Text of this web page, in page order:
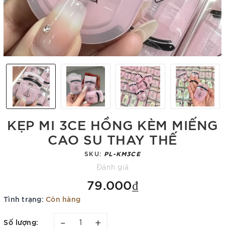
KẸP MI 3CE HỒNG KÈM MIẾNG
CAO SU THAY THẾ
SKU: PL-KM3CE
Đánh giá
79.000₫
Tình trạng: Còn hàng
Số lượng: – +